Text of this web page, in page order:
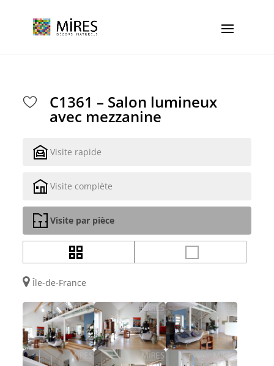
C1361 – Salon lumineux
avec mezzanine
Visite rapide
Visite complète
Visite par pièce
Île-de-France